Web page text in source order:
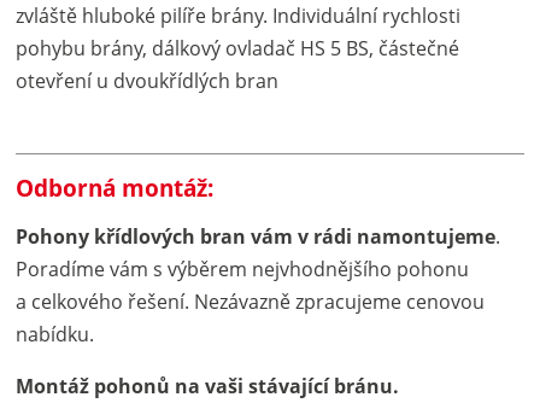
zvláště hluboké pilíře brány. Individuální rychlosti
pohybu brány, dálkový ovladač HS 5 BS, částečné
otevření u dvoukřídlých bran
Odborná montáž:
Pohony křídlových bran vám v rádi namontujeme.
Poradíme vám s výběrem nejvhodnějšího pohonu
a celkového řešení. Nezávazně zpracujeme cenovou
nabídku.
Montáž pohonů na vaši stávající bránu.